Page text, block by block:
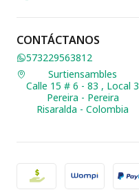
CONTÁCTANOS
573229563812
Surtiensambles
Calle 15 # 6 - 83 , Local 3
Pereira - Pereira
Risaralda - Colombia